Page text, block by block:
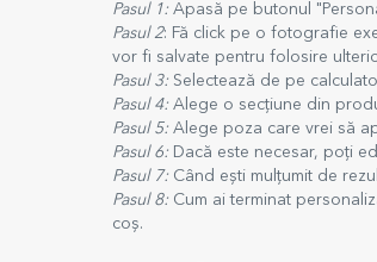
Pasul 1: Apasă pe butonul
Pasul 2: Fă click pe o fotografie
vor fi salvate pentru folosire
Pasul 3: Selectează de pe
Pasul 4: Alege o secțiune din
Pasul 5: Alege poza care vrei să
Pasul 6: Dacă este necesar, poți
Pasul 7: Când ești mulțumit de
Pasul 8: Cum ai terminat
coș.